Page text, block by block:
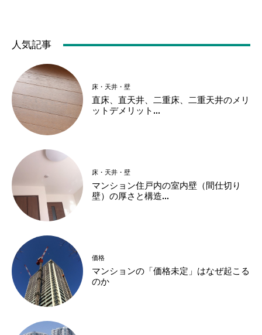
人気記事
床・天井・壁
直床、直天井、二重床、二重天井のメリ
ットデメリット...
床・天井・壁
マンション住戸内の室内壁（間仕切り
壁）の厚さと構造...
価格
マンションの「価格未定」はなぜ起こる
のか